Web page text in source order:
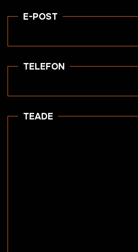
E-POST
TELEFON
TEADE